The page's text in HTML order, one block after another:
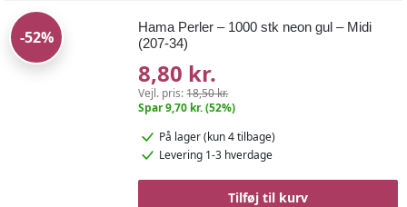
-52%
Hama Perler – 1000 stk neon gul – Midi
(207-34)
8,80 kr.
Vejl. pris:18,50 kr.
Spar 9,70 kr. (52%)
På lager(kun 4 tilbage)
Levering 1-3 hverdage
Tilføj til kurv